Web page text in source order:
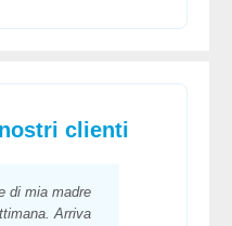
clienti
di mia madre
Arriva